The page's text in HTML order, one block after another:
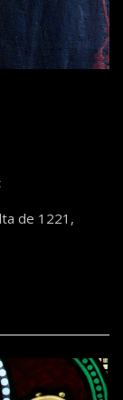
On
Boaventura
de 1221,